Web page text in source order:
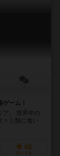
ーム！
。 世界中の
々と獣に食い
48
持ってる